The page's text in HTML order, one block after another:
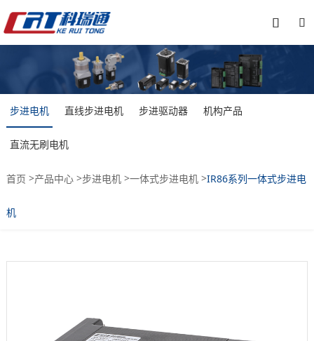


步进电机 直线步进电机 步进驱动器 机构产品
直流无刷电机
首页 >产品中心>步进电机>一体式步进电机>IR86系列一体式步进电
机